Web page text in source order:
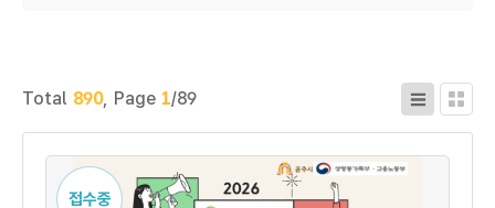
Total 890, Page 1/89
접수중